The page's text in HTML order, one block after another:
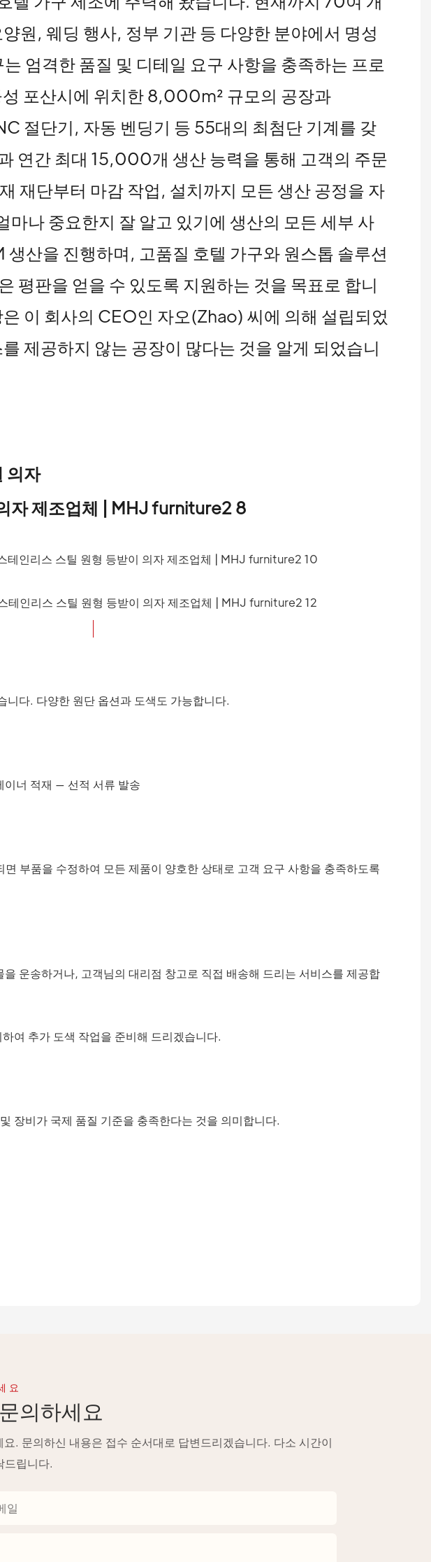
원, 웨딩 행사, 정부 기관 등 다양한 분야에서 명성
엄격한 품질 및 디테일 요구 사항을 충족하는 프로
포산시에 위치한 8,000m² 규모의 공장과
절단기, 자동 벤딩기 등 55대의 최첨단 기계를 갖
연간 최대 15,000개 생산 능력을 통해 고객의 주문
재단부터 마감 작업, 설치까지 모든 생산 공정을 자
나 중요한지 잘 알고 있기에 생산의 모든 세부 사
산을 진행하며, 고품질 호텔 가구와 원스톱 솔루션
평판을 얻을 수 있도록 지원하는 것을 목표로 합니
이 회사의 CEO인 자오(Zhao) 씨에 의해 설립되었
제공하지 않는 공장이 많다는 것을 알게 되었습니
의자
다. 다양한 원단 옵션과 도색도 가능합니다.
너 적재 — 선적 서류 발송
부품을 수정하여 모든 제품이 양호한 상태로 고객 요구 사항을 충족하도록
운송하거나, 고객님의 대리점 창고로 직접 배송해 드리는 서비스를 제공합
여 추가 도색 작업을 준비해 드리겠습니다.
장비가 국제 품질 기준을 충족한다는 것을 의미합니다.
요
의하세요
. 문의하신 내용은 접수 순서대로 답변드리겠습니다. 다소 시간이
드립니다.
일